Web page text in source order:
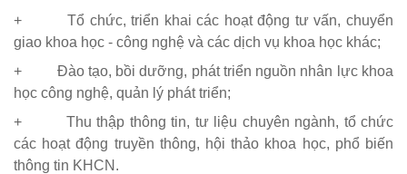
+ Tổ chức, triển khai các hoạt động tư vấn, chuyển
giao khoa học - công nghệ và các dịch vụ khoa học khác;
+ Đào tạo, bồi dưỡng, phát triển nguồn nhân lực khoa
học công nghệ, quản lý phát triển;
+ Thu thập thông tin, tư liệu chuyên ngành, tổ chức
các hoạt động truyền thông, hội thảo khoa học, phổ biến
thông tin KHCN.